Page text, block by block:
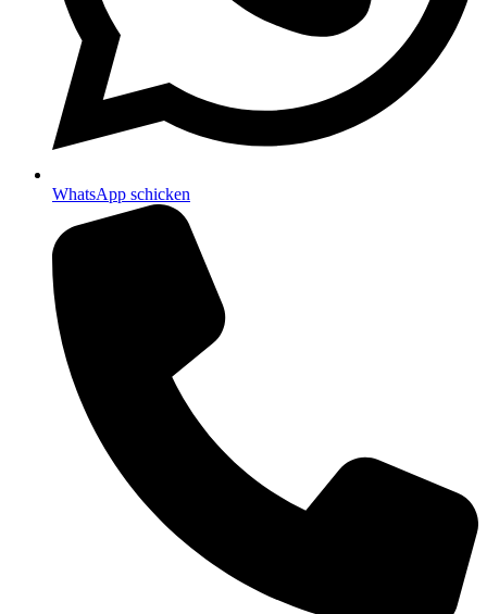
WhatsApp schicken